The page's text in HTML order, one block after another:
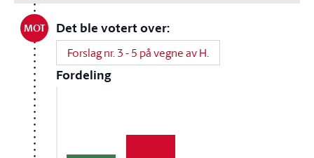
MOT Det ble votert over:
Forslag nr. 3 - 5 på vegne av H.
Fordeling